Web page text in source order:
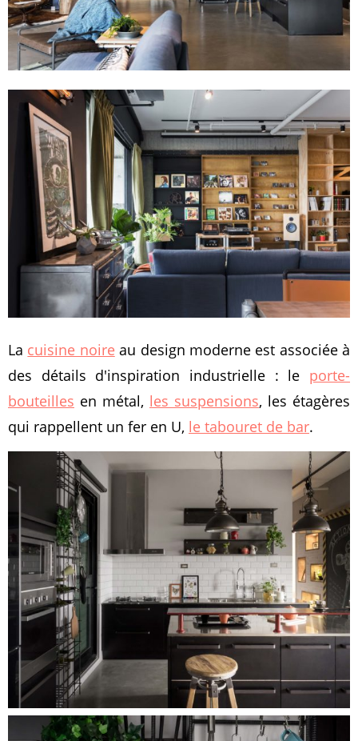
La cuisine noireau design moderne est associée à
des détails d'inspiration industrielle : le porte-
bouteilles en métal, les suspensions, les étagères
qui rappellent un fer en U, le tabouret de bar.